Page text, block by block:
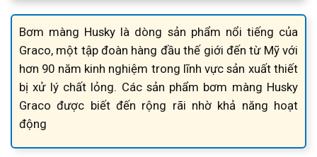
Bơm màng Husky là dòng sản phẩm nổi tiếng của
Graco, một tập đoàn hàng đầu thế giới đến từ Mỹ với
hơn 90 năm kinh nghiệm trong lĩnh vực sản xuất thiết
bị xử lý chất lỏng. Các sản phẩm bơm màng Husky
Graco được biết đến rộng rãi nhờ khả năng hoạt
động